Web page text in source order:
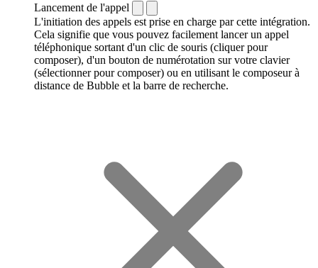
Lancement de l'appel
L'initiation des appels est prise en charge par cette intégration.
Cela signifie que vous pouvez facilement lancer un appel
téléphonique sortant d'un clic de souris (cliquer pour
composer), d'un bouton de numérotation sur votre clavier
(sélectionner pour composer) ou en utilisant le composeur à
distance de Bubble et la barre de recherche.